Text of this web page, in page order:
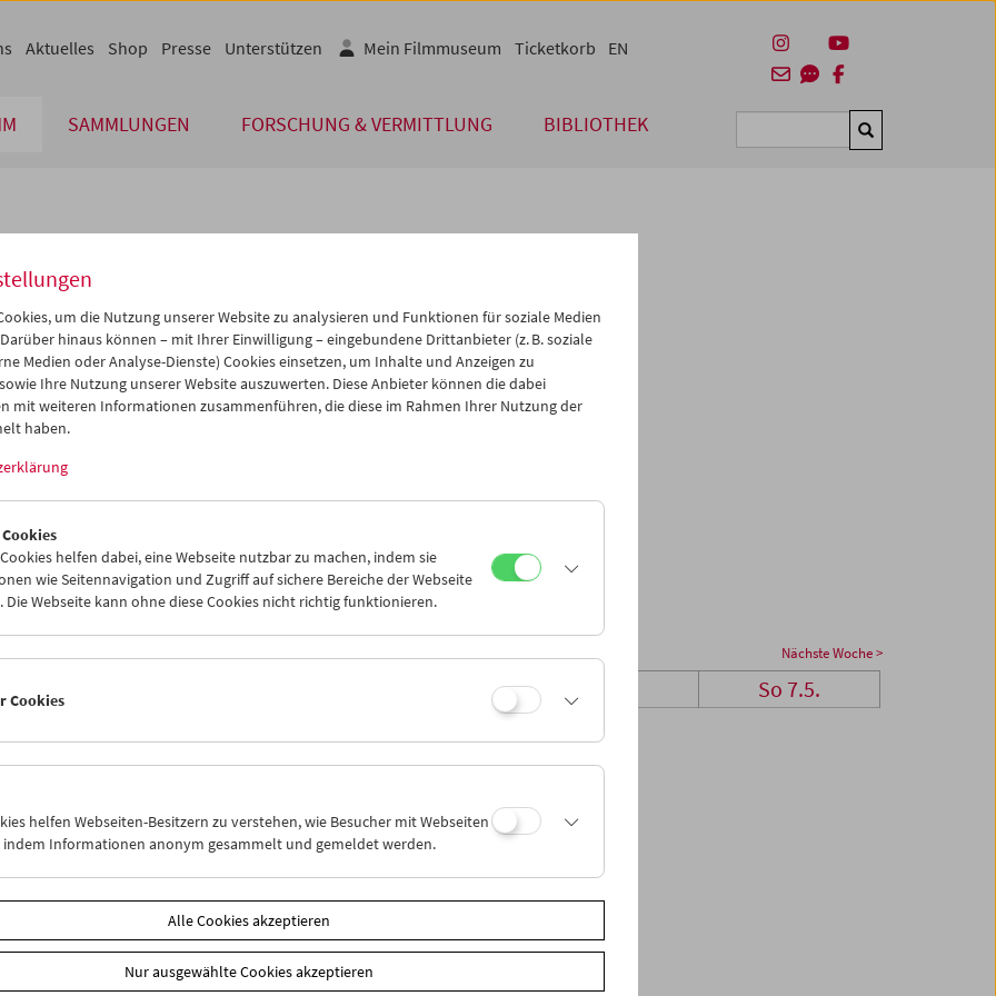
SAMMLUNGEN FORSCHUNG & VERMITTLUNG BIBLIOTHEK Suchen
Aktuelles Shop Presse Unterstützen Mein Filmmuseum Ticketkorb EN
Mai 2006 >>
Mi Do Fr Sa So
03 04 05 06
07
10 11 12 13
14
17 18
24 25
07
iCalender
Programmheft-PDF
English language or subtitles
Nächste Woche >
Mi 3.5. So 7.5.
um die Nutzung unserer Website zu analysieren und Funktionen für soziale Medien
hinaus können – mit Ihrer Einwilligung – eingebundene Drittanbieter (z. B. soziale
Medien oder Analyse-Dienste) Cookies einsetzen, um Inhalte und Anzeigen zu
Ihre Nutzung unserer Website auszuwerten. Diese Anbieter können die dabei
mit weiteren Informationen zusammenführen, die diese im Rahmen Ihrer Nutzung der
haben.
helfen dabei, eine Webseite nutzbar zu machen, indem sie
wie Seitennavigation und Zugriff auf sichere Bereiche der Webseite
Die Webseite kann ohne diese Cookies nicht richtig funktionieren.
Cookies
helfen Webseiten-Besitzern zu verstehen, wie Besucher mit Webseiten
indem Informationen anonym gesammelt und gemeldet werden.
Alle Cookies akzeptieren
Nur ausgewählte Cookies akzeptieren